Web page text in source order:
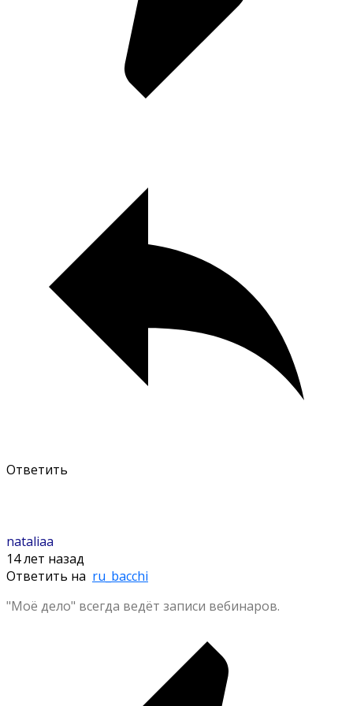
Ответить
nataliaa
14 лет назад
Ответить на ru_bacchi
"Моё дело" всегда ведёт записи вебинаров.